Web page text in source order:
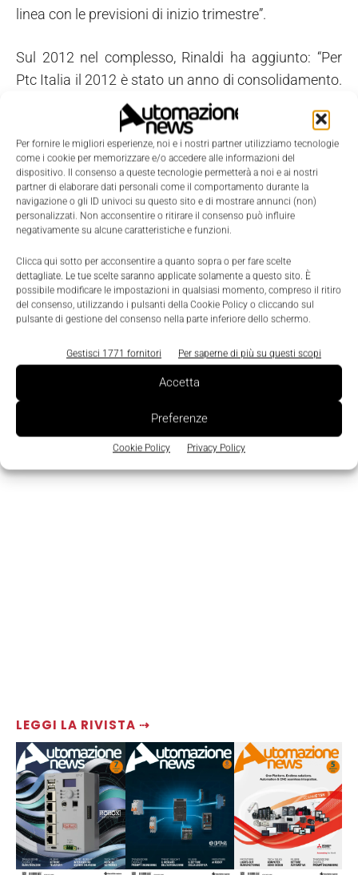
Per fornire le migliori esperienze, noi e i nostri partner utilizziamo tecnologie
come i cookie per memorizzare e/o accedere alle informazioni del
dispositivo. Il consenso a queste tecnologie permetterà a noi e ai nostri
partner di elaborare dati personali come il comportamento durante la
navigazione o gli ID univoci su questo sito e di mostrare annunci (non)
personalizzati. Non acconsentire o ritirare il consenso può influire
negativamente su alcune caratteristiche e funzioni.
Clicca qui sotto per acconsentire a quanto sopra o per fare scelte
dettagliate. Le tue scelte saranno applicate solamente a questo sito. È
possibile modificare le impostazioni in qualsiasi momento, compreso il ritiro
del consenso, utilizzando i pulsanti della Cookie Policy o cliccando sul
pulsante di gestione del consenso nella parte inferiore dello schermo.
Gestisci 1771 fornitori Per saperne di più su questi scopi
Accetta
Preferenze
Cookie Policy Privacy Policy
LEGGI LA RIVISTA ⇢
linea con le previsioni di inizio trimestre”.
Sul 2012 nel complesso, Rinaldi ha aggiunto: “Per
Ptc Italia il 2012 è stato un anno di consolidamento.
A fronte della straordinaria performance dell'anno
fiscale precedente, il risultato del 2012 si è attestato
sui livelli del 2011 e in linea con le nostre aspettative
iniziali. I ricavi sono stati trainati da una buona
esecuzione commerciale nel settore delle piccole
medie imprese, con una redditività superiore alle
nostre attese a seguito dell'ottima performance dei
servizi di manutenzione che testimoniano l'ottimo
livello di fidelizzazione degli oltre 2.500 clienti che
continuano a investire nelle soluzioni Ptc. Nel 2013
continueremo a investire e a essere focalizzati sulla
creazione di valore nei settori verticali quali:
aerospazio e difesa, automotive e retail e
consumer".